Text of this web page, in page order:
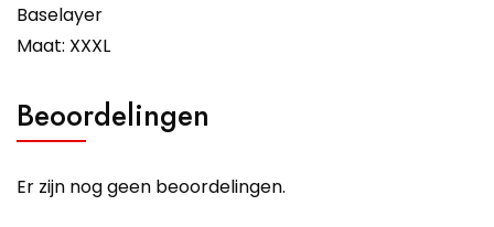
Baselayer
Maat: XXXL
Beoordelingen
Er zijn nog geen beoordelingen.